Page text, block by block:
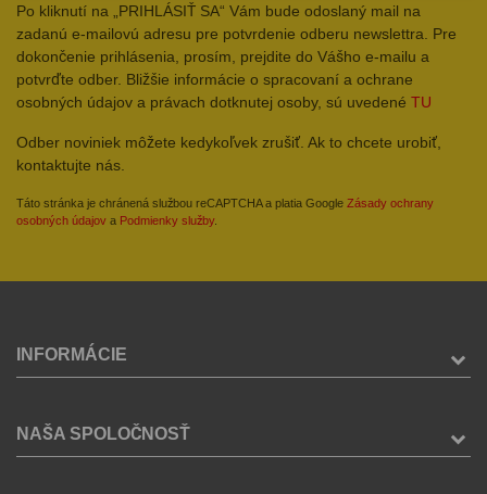
Po kliknutí na „PRIHLÁSIŤ SA“ Vám bude odoslaný mail na
zadanú e-mailovú adresu pre potvrdenie odberu newslettra. Pre
dokončenie prihlásenia, prosím, prejdite do Vášho e-mailu a
potvrďte odber. Bližšie informácie o spracovaní a ochrane
osobných údajov a právach dotknutej osoby, sú uvedené TU
Odber noviniek môžete kedykoľvek zrušiť. Ak to chcete urobiť,
kontaktujte nás.
Táto stránka je chránená službou reCAPTCHA a platia Google Zásady ochrany
osobných údajov a Podmienky služby.
INFORMÁCIE
NAŠA SPOLOČNOSŤ